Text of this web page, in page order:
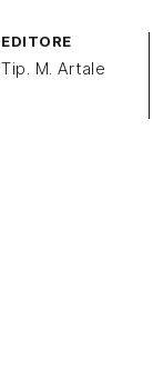
EDITORE
Tip. M. Artale